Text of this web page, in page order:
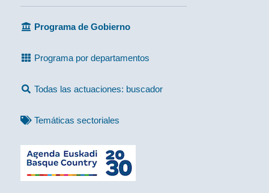
Programa de Gobierno
Programa por departamentos
Todas las actuaciones: buscador
Temáticas sectoriales